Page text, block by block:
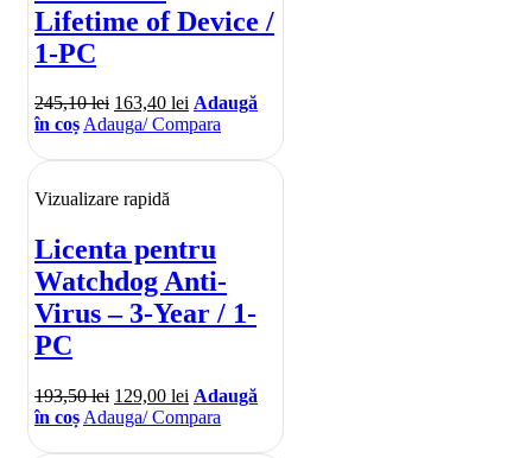
Lifetime of Device /
1-PC
245,10lei 163,40 lei Adaugă
în coșAdauga/ Compara
Vizualizare rapidă
Licenta pentru
Watchdog Anti-
Virus – 3-Year / 1-
PC
193,50lei 129,00 lei Adaugă
în coș Adauga/ Compara